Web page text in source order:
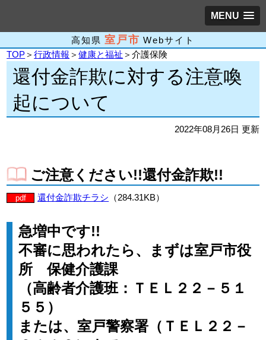
MENU
高知県 室戸市 Webサイト
TOP＞行政情報 ＞健康と福祉 ＞介護保険
還付金詐欺に対する注意喚
起について
2022年08月26日 更新
ご注意ください!!還付金詐欺!!
pdf 還付金詐欺チラシ （284.31KB）
急増中です!!
不審に思われたら、まずは室戸市役
所 保健介護課
（高齢者介護班：ＴＥＬ２２－５１
５５）
または、室戸警察署（ＴＥＬ２２－